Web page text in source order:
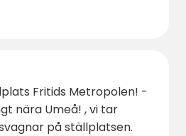
Fritids Metropolen! -
nära Umeå! , vi tar
på ställplatsen.